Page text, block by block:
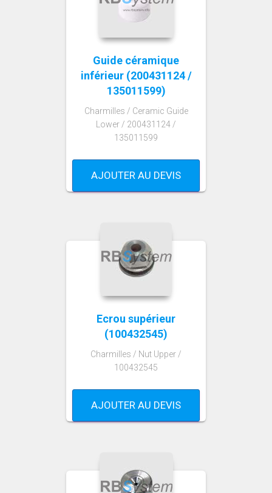
Guide céramique
inférieur (200431124 /
135011599)
Charmilles / Ceramic Guide
Lower / 200431124 /
135011599
AJOUTER AU DEVIS
Ecrou supérieur
(100432545)
Charmilles / Nut Upper /
100432545
AJOUTER AU DEVIS